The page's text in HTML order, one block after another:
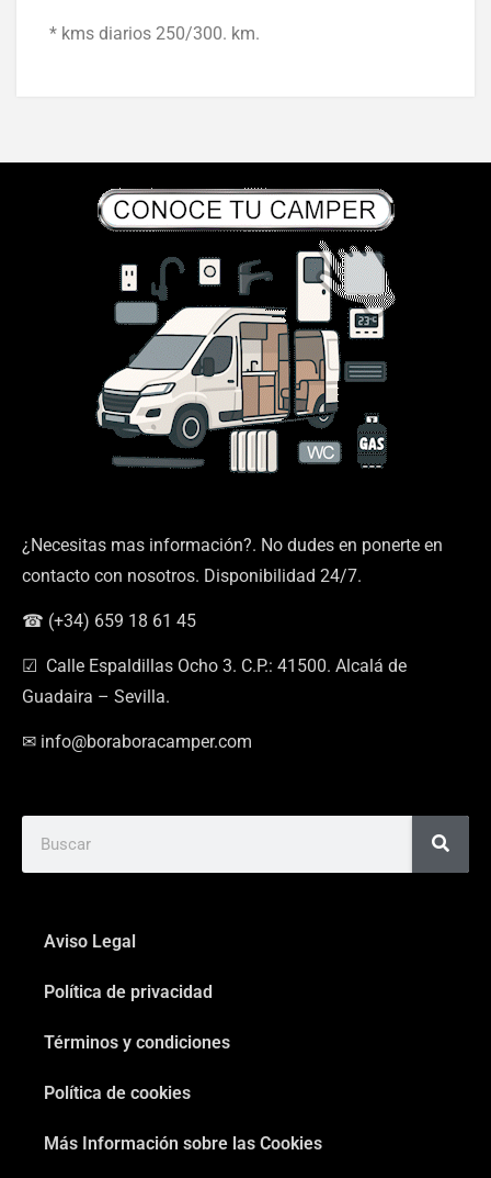
* kms diarios 250/300. km.
¿Necesitas mas información?. No dudes en ponerte en
contacto con nosotros. Disponibilidad 24/7.
☎ (+34) 659 18 61 45
☑ Calle Espaldillas Ocho 3. C.P.: 41500. Alcalá de
Guadaira – Sevilla.
✉ info@boraboracamper.com
Aviso Legal
Política de privacidad
Términos y condiciones
Política de cookies
Más Información sobre las Cookies